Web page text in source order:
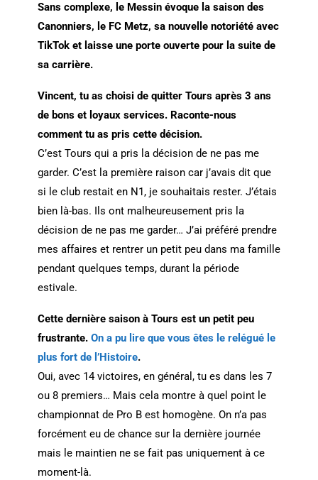
Sans complexe, le Messin évoque la saison des
Canonniers, le FC Metz, sa nouvelle notoriété avec
TikTok et laisse une porte ouverte pour la suite de
sa carrière.
Vincent, tu as choisi de quitter Tours après 3 ans
de bons et loyaux services. Raconte-nous
comment tu as pris cette décision.
C’est Tours qui a pris la décision de ne pas me
garder. C’est la première raison car j’avais dit que
si le club restait en N1, je souhaitais rester. J’étais
bien là-bas. Ils ont malheureusement pris la
décision de ne pas me garder… J’ai préféré prendre
mes affaires et rentrer un petit peu dans ma famille
pendant quelques temps, durant la période
estivale.
Cette dernière saison à Tours est un petit peu
frustrante. On a pu lire que vous êtes le relégué le
plus fort de l’Histoire.
Oui, avec 14 victoires, en général, tu es dans les 7
ou 8 premiers… Mais cela montre à quel point le
championnat de Pro B est homogène. On n’a pas
forcément eu de chance sur la dernière journée
mais le maintien ne se fait pas uniquement à ce
moment-là.